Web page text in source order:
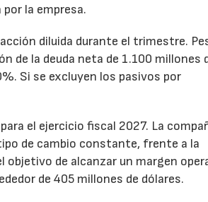
la empresa.
diluida durante el trimestre.
de la deuda neta de 1.100 millones
Si se excluyen los pasivos por
el ejercicio fiscal 2027. La
de cambio constante, frente a la
de alcanzar un margen
de 405 millones de dólares.